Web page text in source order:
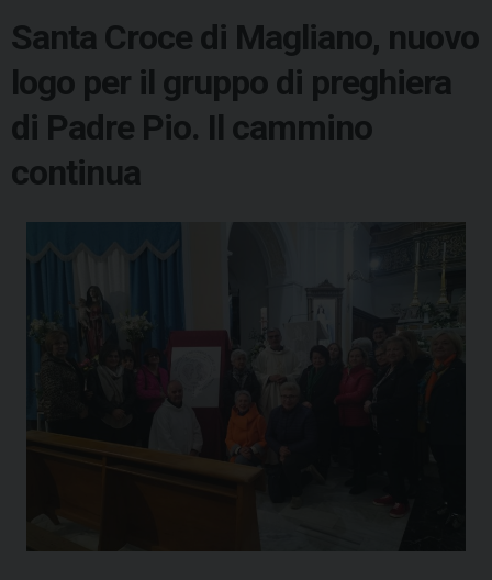
Santa Croce di Magliano, nuovo
logo per il gruppo di preghiera
di Padre Pio. Il cammino
continua